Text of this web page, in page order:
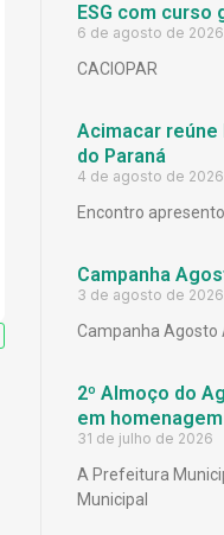
ESG com curso
6 de agosto de 2026
CACIOPAR
Acimacar
do Paraná
4 de agosto de 2026
Encontro
Campanha
3 de agosto de 2026
Campanha Agosto
2º Almoço do
em
31 de julho de 2026
A Prefeitura
Municipal